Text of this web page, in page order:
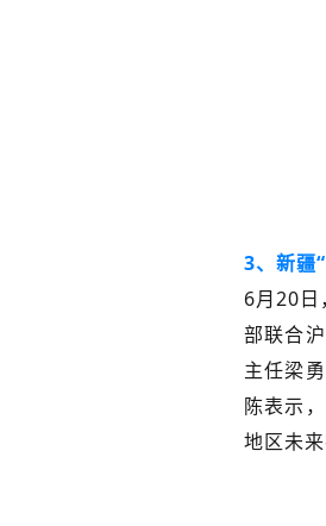
3、 新疆“
6月20日
部联合
主任梁
陈表示
地区未